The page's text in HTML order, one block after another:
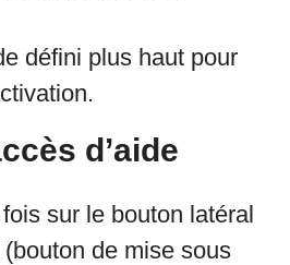
défini plus haut pour
d’aide
sur le bouton latéral
(bouton de mise sous